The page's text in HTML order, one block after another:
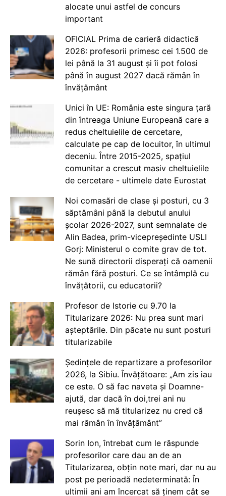
alocate unui astfel de concurs
important
OFICIAL Prima de carieră didactică
2026: profesorii primesc cei 1.500 de
lei până la 31 august și îi pot folosi
până în august 2027 dacă rămân în
învățământ
Unici în UE: România este singura țară
din întreaga Uniune Europeană care a
redus cheltuielile de cercetare,
calculate pe cap de locuitor, în ultimul
deceniu. Între 2015-2025, spațiul
comunitar a crescut masiv cheltuielile
de cercetare - ultimele date Eurostat
Noi comasări de clase și posturi, cu 3
săptămâni până la debutul anului
școlar 2026-2027, sunt semnalate de
Alin Badea, prim-vicepreședinte USLI
Gorj: Ministerul o comite grav de tot.
Ne sună directorii disperați că oamenii
rămân fără posturi. Ce se întâmplă cu
învățătorii, cu educatorii?
Profesor de Istorie cu 9.70 la
Titularizare 2026: Nu prea sunt mari
așteptările. Din păcate nu sunt posturi
titularizabile
Ședințele de repartizare a profesorilor
2026, la Sibiu. Învățătoare: „Am zis iau
ce este. O să fac naveta și Doamne-
ajută, dar dacă în doi,trei ani nu
reușesc să mă titularizez nu cred că
mai rămân în învățământ”
Sorin Ion, întrebat cum le răspunde
profesorilor care dau an de an
Titularizarea, obțin note mari, dar nu au
post pe perioadă nedeterminată: În
ultimii ani am încercat să ținem cât se